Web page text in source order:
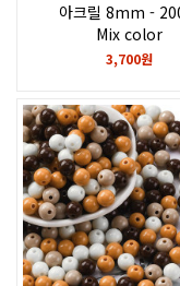
아크릴 8mm -
Mix color
3,700원